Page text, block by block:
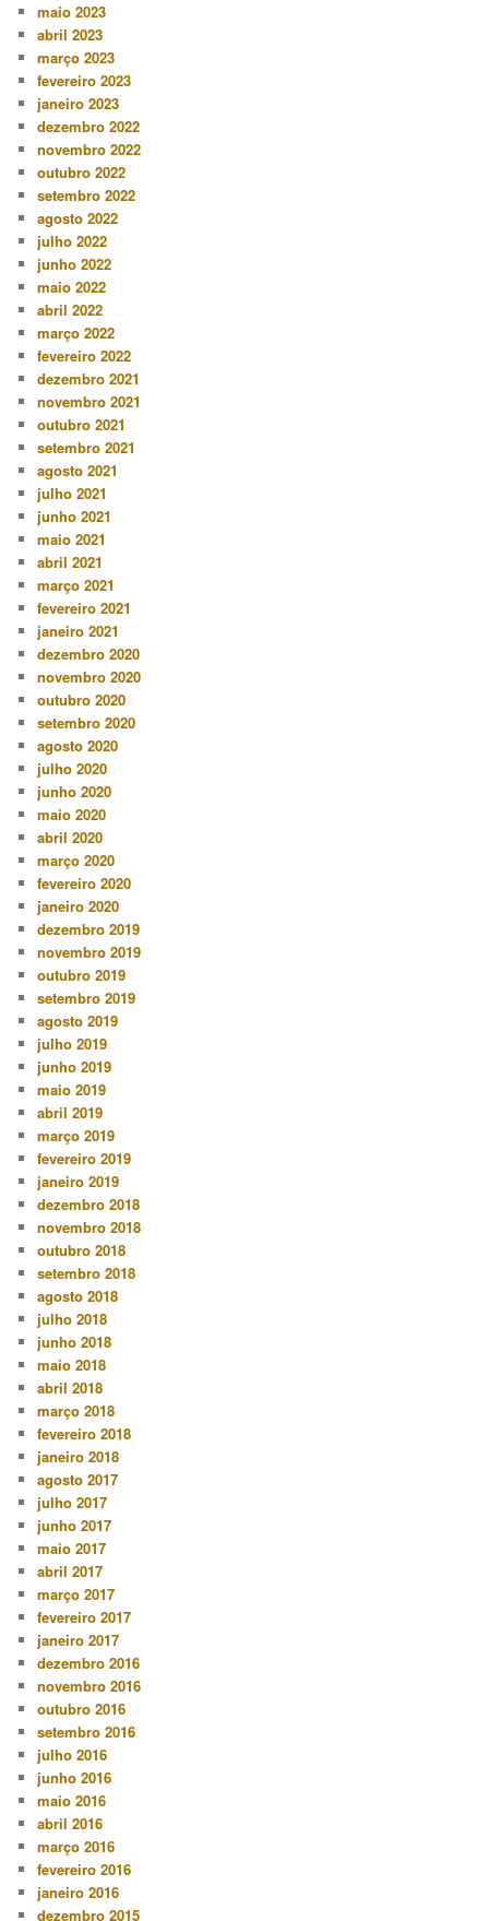
maio 2023
abril 2023
março 2023
fevereiro 2023
janeiro 2023
dezembro 2022
novembro 2022
outubro 2022
setembro 2022
agosto 2022
julho 2022
junho 2022
maio 2022
abril 2022
março 2022
fevereiro 2022
dezembro 2021
novembro 2021
outubro 2021
setembro 2021
agosto 2021
julho 2021
junho 2021
maio 2021
abril 2021
março 2021
fevereiro 2021
janeiro 2021
dezembro 2020
novembro 2020
outubro 2020
setembro 2020
agosto 2020
julho 2020
junho 2020
maio 2020
abril 2020
março 2020
fevereiro 2020
janeiro 2020
dezembro 2019
novembro 2019
outubro 2019
setembro 2019
agosto 2019
julho 2019
junho 2019
maio 2019
abril 2019
março 2019
fevereiro 2019
janeiro 2019
dezembro 2018
novembro 2018
outubro 2018
setembro 2018
agosto 2018
julho 2018
junho 2018
maio 2018
abril 2018
março 2018
fevereiro 2018
janeiro 2018
agosto 2017
julho 2017
junho 2017
maio 2017
abril 2017
março 2017
fevereiro 2017
janeiro 2017
dezembro 2016
novembro 2016
outubro 2016
setembro 2016
julho 2016
junho 2016
maio 2016
abril 2016
março 2016
fevereiro 2016
janeiro 2016
dezembro 2015